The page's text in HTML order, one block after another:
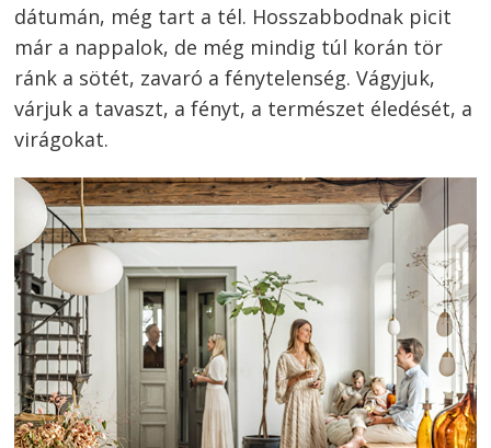
dátumán, még tart a tél. Hosszabbodnak picit
már a nappalok, de még mindig túl korán tör
ránk a sötét, zavaró a fénytelenség. Vágyjuk,
várjuk a tavaszt, a fényt, a természet éledését, a
virágokat.